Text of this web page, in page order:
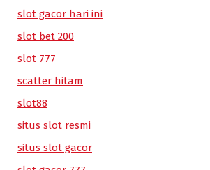
slot gacor hari ini
slot bet 200
slot 777
scatter hitam
slot88
situs slot resmi
situs slot gacor